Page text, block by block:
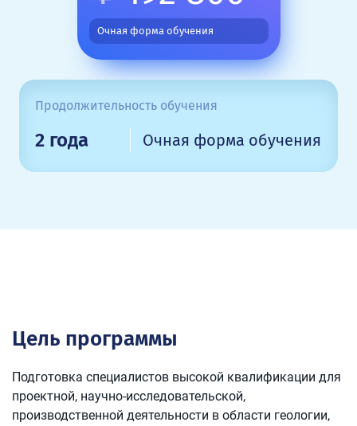
Очная форма обучения
Продолжительность обучения
2 года Очная форма обучения
Цель программы
Подготовка специалистов высокой квалификации для
проектной, научно-исследовательской,
производственной деятельности в области геологии,